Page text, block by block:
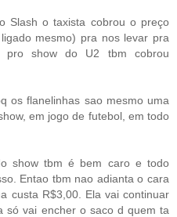
Slash o taxista cobrou o preço
mesmo) pra nos levar pra
show do U2 tbm cobrou
os flanelinhas sao mesmo uma
em jogo de futebol, em todo
show tbm é bem caro e todo
Entao tbm nao adianta o cara
custa R$3,00. Ela vai continuar
só vai encher o saco d quem ta